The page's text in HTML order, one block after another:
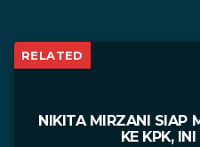
RELATED
NIKITA MIRZANI SIAP
KE KPK,